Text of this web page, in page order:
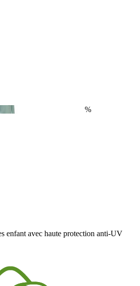
%
enfant avec haute protection anti-UV